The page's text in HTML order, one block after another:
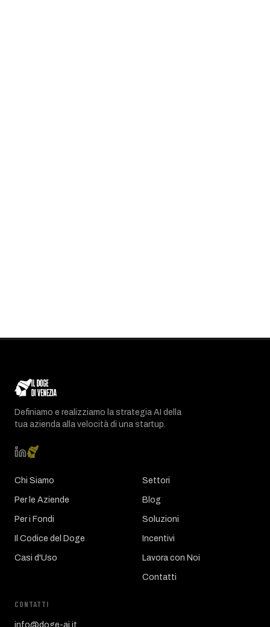
Definiamo e realizziamo la strategia AI della
tua azienda alla velocità di una startup.
Chi Siamo
Per le Aziende
Per i Fondi
Il Codice del Doge
Casi d'Uso
Settori
Blog
Soluzioni
Incentivi
Lavora con Noi
Contatti
CONTATTI
info@doge-ai.it